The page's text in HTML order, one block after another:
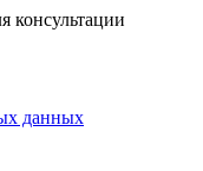
консультации
данных